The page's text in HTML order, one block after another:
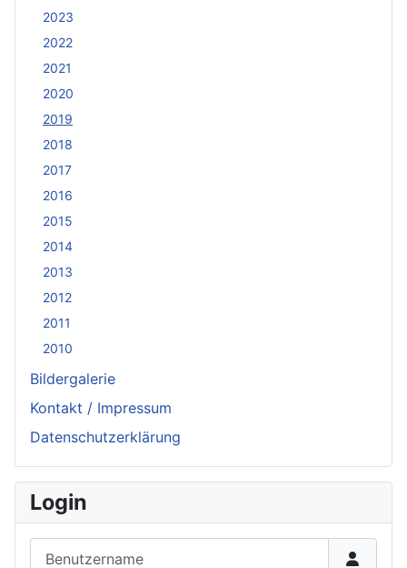
2023
2022
2021
2020
2019
2018
2017
2016
2015
2014
2013
2012
2011
2010
Bildergalerie
Kontakt / Impressum
Datenschutzerklärung
Login